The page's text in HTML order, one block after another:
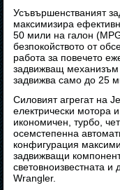
Усъвършенстваният
максимизира
50 мили на галон
безпокойството от
работа за повечето
задвижващ
задвижва само до 25
Силовият агрегат на
електрически мотора
икономичен, турбо,
осемстепенна
конфигурация
задвижващи
световноизвестната
Wrangler.